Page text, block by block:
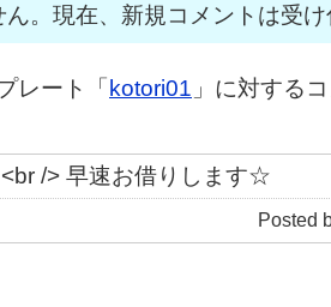
ん。現在、新規コメントは受
レート「 kotori01 」に対する
/> 早速お借りします☆
Posted